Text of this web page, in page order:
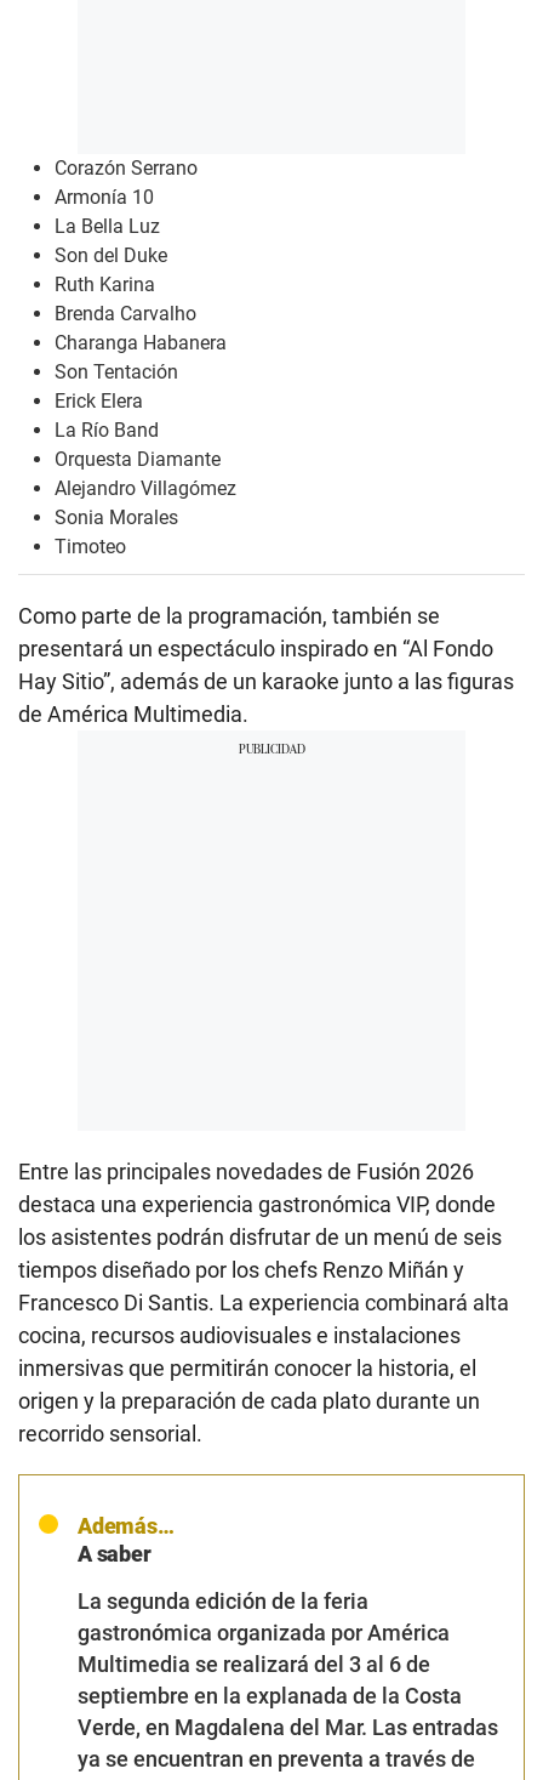
Corazón Serrano
Armonía 10
La Bella Luz
Son del Duke
Ruth Karina
Brenda Carvalho
Charanga Habanera
Son Tentación
Erick Elera
La Río Band
Orquesta Diamante
Alejandro Villagómez
Sonia Morales
Timoteo
Como parte de la programación, también se
presentará un espectáculo inspirado en “Al Fondo
Hay Sitio”, además de un karaoke junto a las figuras
de América Multimedia.
Entre las principales novedades de Fusión 2026
destaca una experiencia gastronómica VIP, donde
los asistentes podrán disfrutar de un menú de seis
tiempos diseñado por los chefs Renzo Miñán y
Francesco Di Santis. La experiencia combinará alta
cocina, recursos audiovisuales e instalaciones
inmersivas que permitirán conocer la historia, el
origen y la preparación de cada plato durante un
recorrido sensorial.
Además…
A saber
La segunda edición de la feria
gastronómica organizada por América
Multimedia se realizará del 3 al 6 de
septiembre en la explanada de la Costa
Verde, en Magdalena del Mar. Las entradas
ya se encuentran en preventa a través de